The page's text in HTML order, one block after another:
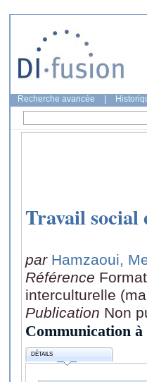
Recherche avancée
Travail social
par Hamzaoui,
Référence
interculturelle
Publication Non
Communication
DÉTAILS